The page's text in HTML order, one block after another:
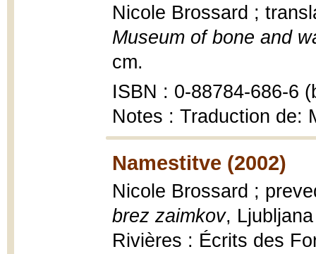
Nicole Brossard ;
Museum of bone and
cm.
ISBN : 0-88784-686-6
Notes : Traduction de:
Namestitve (2002)
Nicole Brossard ;
brez zaimkov,
Rivières : Écrits des